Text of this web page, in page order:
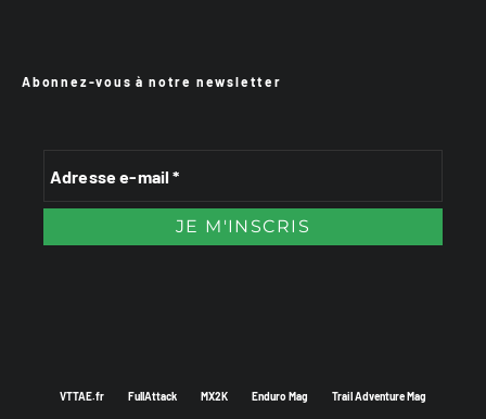
Abonnez-vous à notre newsletter
VTTAE.fr FullAttack MX2K Enduro Mag Trail Adventure Mag